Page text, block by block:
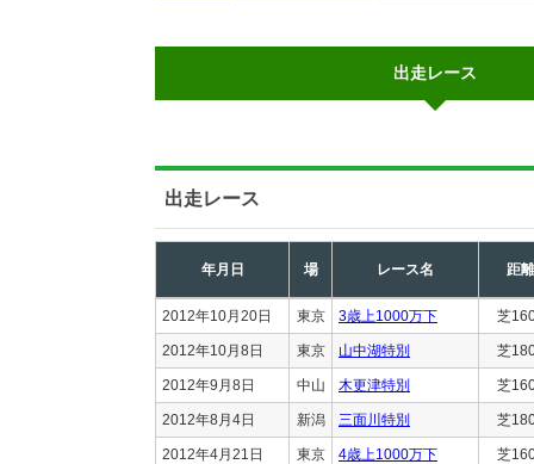
出走レース
出走レース
年月日 場 レース名 距離
2012年10月20日 東京 3歳上1000万下 芝
2012年10月8日 東京 山中湖特別 芝
2012年9月8日 中山 木更津特別 芝
2012年8月4日 新潟 三面川特別 芝
2012年4月21日 東京 4歳上1000万下 芝